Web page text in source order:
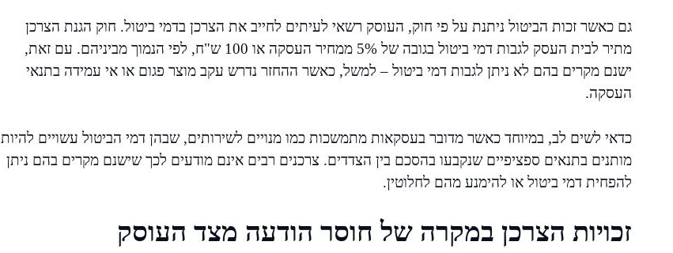
גם כאשר זכות הביטול ניתנת על פי חוק, העוסק רשאי לעיתים לחייב את הצרכן בדמי ביטול. חוק הגנת הצרכן
מתיר לבית העסק לגבות דמי ביטול בגובה של 5% ממחיר העסקה או 100 ש"ח, לפי הנמוך מביניהם. עם זאת,
ישנם מקרים בהם לא ניתן לגבות דמי ביטול – למשל, כאשר ההחזר נדרש עקב מוצר פגום או אי עמידה בתנאי
העסקה.
כדאי לשים לב, במיוחד כאשר מדובר בעסקאות מתמשכות כמו מנויים לשירותים, שבהן דמי הביטול עשויים להיות
מותנים בתנאים ספציפיים שנקבעו בהסכם בין הצדדים. צרכנים רבים אינם מודעים לכך שישנם מקרים בהם ניתן
להפחית דמי ביטול או להימנע מהם לחלוטין.
זכויות הצרכן במקרה של חוסר הודעה מצד העוסק